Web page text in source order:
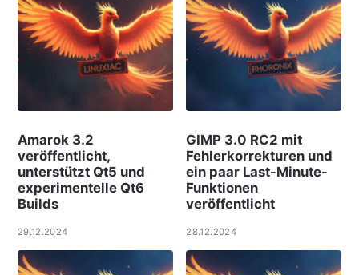
Amarok 3.2
veröffentlicht,
unterstützt Qt5 und
experimentelle Qt6
Builds
29.12.2024
GIMP 3.0 RC2 mit
Fehlerkorrekturen und
ein paar Last-Minute-
Funktionen
veröffentlicht
28.12.2024